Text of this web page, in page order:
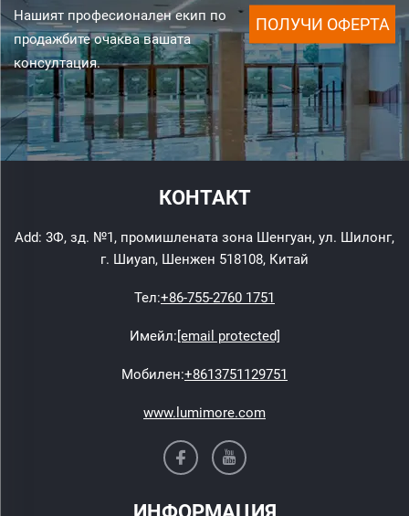
Нашият професионален екип по
продажбите очаква вашата
консултация.
ПОЛУЧИ ОФЕРТА
КОНТАКТ
Add: 3Ф, зд. №1, промишлената зона Шенгуан, ул. Шилонг,
г. Шиyan, Шенжен 518108, Китай
Тел:+86-755-2760 1751
Имейл:[email protected]
Мобилен:+8613751129751
www.lumimore.com